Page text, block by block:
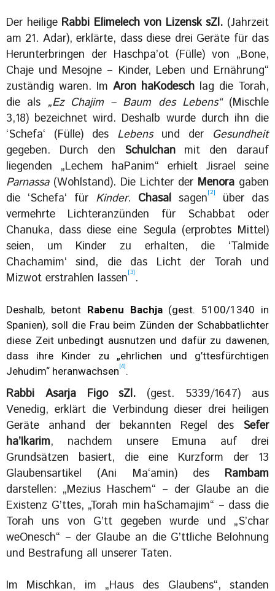
Der heilige Rabbi Elimelech von Lizensk sZl. (Jahrzeit
am 21. Adar), erklärte, dass diese drei Geräte für das
Herunterbringen der Haschpa’ot (Fülle) von „Bone,
Chaje und Mesojne – Kinder, Leben und Ernährung“
zuständig waren. Im Aron haKodesch lag die Torah,
die als „Ez Chajim – Baum des Lebens“(Mischle
3,18) bezeichnet wird. Deshalb wurde durch ihn die
‘Schefa‘ (Fülle) des Lebensund der Gesundheit
gegeben. Durch den Schulchanmit den darauf
liegenden „Lechem haPanim“ erhielt Jisrael seine
Parnassa (Wohlstand). Die Lichter der Menora gaben
die ‘Schefa‘ für Kinder. Chasal sagen[2]
über das
vermehrte Lichteranzünden für Schabbat oder
Chanuka, dass diese eine Segula (erprobtes Mittel)
seien, um Kinder zu erhalten, die ‘Talmide
Chachamim‘ sind, die das Licht der Torah und
Mizwot erstrahlen lassen[3] .
Deshalb, betont Rabenu Bachja (gest. 5100/1340 in
Spanien), soll die Frau beim Zünden der Schabbatlichter
diese Zeit unbedingt ausnutzen und dafür zu dawenen,
dass ihre Kinder zu „ehrlichen und g’ttesfürchtigen
Jehudim“ heranwachsen[4].
Rabbi Asarja Figo sZl. (gest. 5339/1647) aus
Venedig, erklärt die Verbindung dieser drei heiligen
Geräte anhand der bekannten Regel des Sefer
ha’Ikarim, nachdem unsere Emuna auf drei
Grundsätzen basiert, die eine Kurzform der 13
Glaubensartikel (Ani Ma‘amin) des Rambam
darstellen: „Mezius Haschem“ – der Glaube an die
Existenz G’ttes, „Torah min haSchamajim“ – dass die
Torah uns von G’tt gegeben wurde und „S’char
weOnesch“ – der Glaube an die G’ttliche Belohnung
und Bestrafung all unserer Taten.
Im Mischkan, im „Haus des Glaubens“, standen